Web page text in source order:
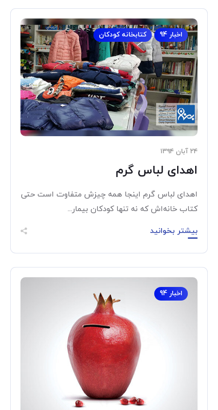
اخبار 94 کتابخانه کودکان
۲۴ آبان ۱۳۹۴
اهدای لباس گرم
اهدای لباس گرم اینجا همه چیزش متفاوت است حتی
کتاب خانه‌اش که نه تنها کودکان بیمار...
بیشتر بخوانید
اخبار 94